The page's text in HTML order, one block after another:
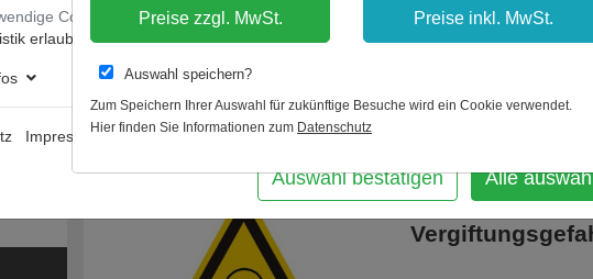
Zur Übersicht Artikel zurück
W016 /
nach ISO 7010
Cookies erlauben
erlauben
Impressum
Auswahl bestätigen Alle
Preise zzgl. MwSt. Preise inkl. MwSt.
Auswahl speichern?
Zum Speichern Ihrer Auswahl für zukünftige Besuche wird ein Cookie verwendet.
Hier finden Sie Informationen zum Datenschutz